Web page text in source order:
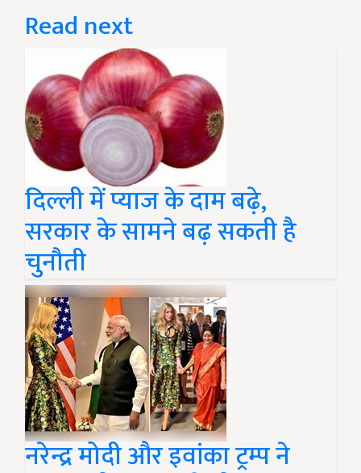
Read next
दिल्ली में प्याज के दाम बढ़े,
सरकार के सामने बढ़ सकती है
चुनौती
नरेन्द्र मोदी और इवांका ट्रम्प ने